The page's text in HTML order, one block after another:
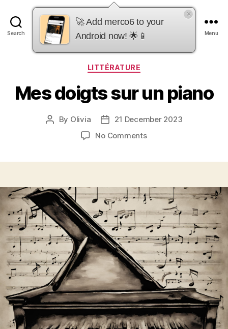
Search
merco6
Menu
Categories
LITTÉRATURE
Mes doigts sur un piano
Post
By Olivia
Post
date
21 December 2023
No Commentson
piano
🚀 Add merco6 to your
Android now! 🌟📱
×